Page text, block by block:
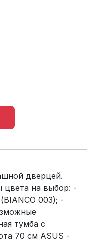
дверцей.
цвета на выбор: -
003); -
тумба с
70 см ASUS -